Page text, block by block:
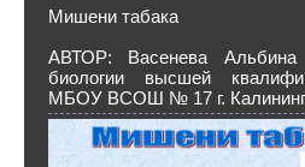
Мишени табака
АВТОР: Васенева Альбина
биологии высшей
МБОУ ВСОШ № 17 г.